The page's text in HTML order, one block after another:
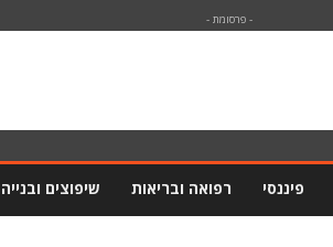
- פרסומת -
פיננסי רפואה ובריאות שיפוצים ובנייה